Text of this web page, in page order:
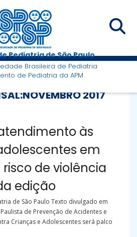
Pediatria de São Paulo
Brasileira de Pediatria
de Pediatria da APM
NOVEMBRO 2017
às
em
de violência
edição
de São Paulo Texto divulgado em
de Prevenção de Acidentes e
Crianças e Adolescentes será palco